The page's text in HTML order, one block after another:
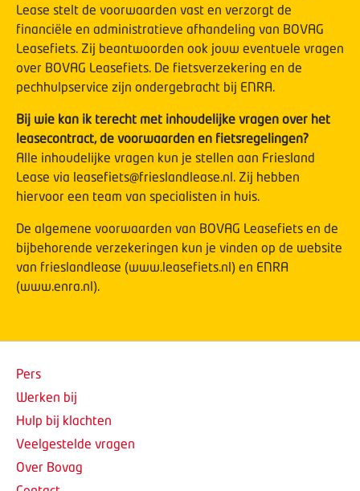
Lease stelt de voorwaarden vast en verzorgt de
financiële en administratieve afhandeling van BOVAG
Leasefiets. Zij beantwoorden ook jouw eventuele vragen
over BOVAG Leasefiets. De fietsverzekering en de
pechhulpservice zijn ondergebracht bij ENRA.
Bij wie kan ik terecht met inhoudelijke vragen over het
leasecontract, de voorwaarden en fietsregelingen?
Alle inhoudelijke vragen kun je stellen aan Friesland
Lease via leasefiets@frieslandlease.nl. Zij hebben
hiervoor een team van specialisten in huis.
De algemene voorwaarden van BOVAG Leasefiets en de
bijbehorende verzekeringen kun je vinden op de website
van frieslandlease (www.leasefiets.nl) en ENRA
(www.enra.nl).
Pers
Werken bij
Hulp bij klachten
Veelgestelde vragen
Over Bovag